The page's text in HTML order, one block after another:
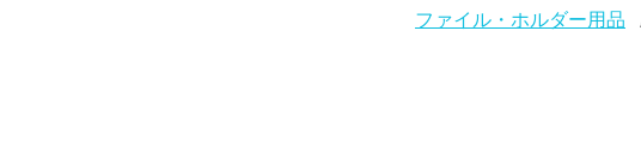
ファイル・ホルダー用品